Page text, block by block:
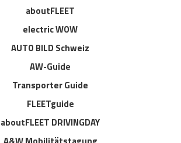
aboutFLEET
electric WOW
AUTO BILD Schweiz
AW-Guide
Transporter Guide
FLEETguide
aboutFLEET DRIVINGDAY